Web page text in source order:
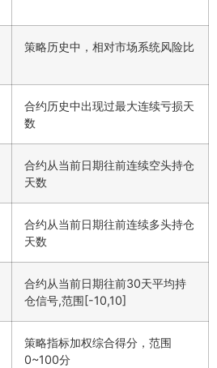
策略历史中，相对市场系统风险比
合约历史中出现过最大连续亏损天
数
合约从当前日期往前连续空头持仓
天数
合约从当前日期往前连续多头持仓
天数
合约从当前日期往前30天平均持
仓信号,范围[-10,10]
策略指标加权综合得分，范围
0~100分